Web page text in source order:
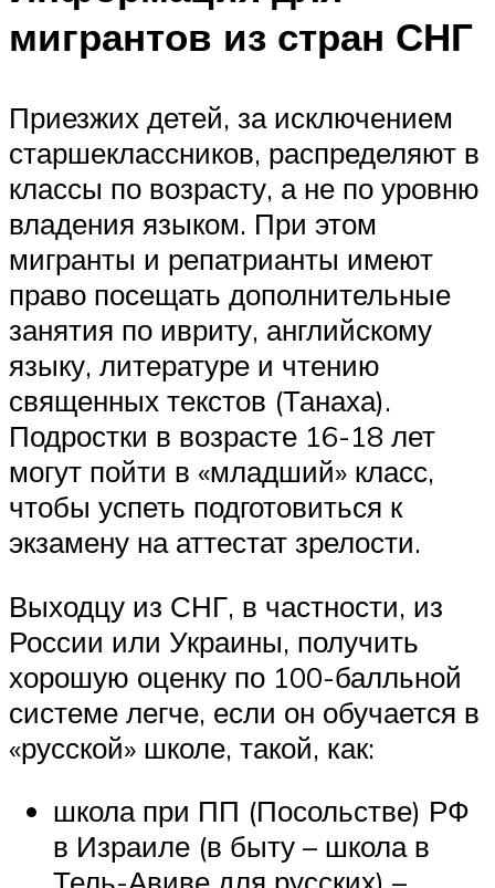
мигрантов из стран СНГ
Приезжих детей, за исключением
старшеклассников, распределяют в
классы по возрасту, а не по уровню
владения языком. При этом
мигранты и репатрианты имеют
право посещать дополнительные
занятия по ивриту, английскому
языку, литературе и чтению
священных текстов (Танаха).
Подростки в возрасте 16-18 лет
могут пойти в «младший» класс,
чтобы успеть подготовиться к
экзамену на аттестат зрелости.
Выходцу из СНГ, в частности, из
России или Украины, получить
хорошую оценку по 100-балльной
системе легче, если он обучается в
«русской» школе, такой, как:
школа при ПП (Посольстве) РФ
в Израиле (в быту – школа в